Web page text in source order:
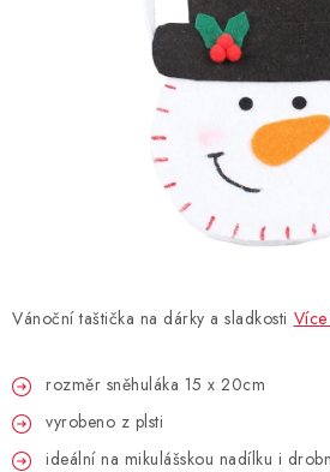
BARVY NA OBLIČEJ A VLASY
BLAHOPŘÁNÍ
BUBLIFUKY
DORTOVÉ SVÍČKY A OZDOBY
DÁRKY
HELIUM NA BALÓNKY
LAMPIONY
Vánoční taštička na dárky a sladkosti
rozměr sněhuláka 15 x 20cm
vyrobeno z plsti
ideální na mikulášskou nadílku i